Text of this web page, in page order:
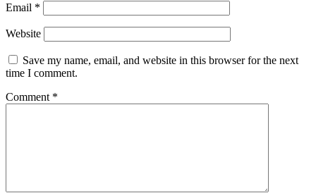
Email *
Website
Save my name, email, and website in this browser for the next
time I comment.
Comment *